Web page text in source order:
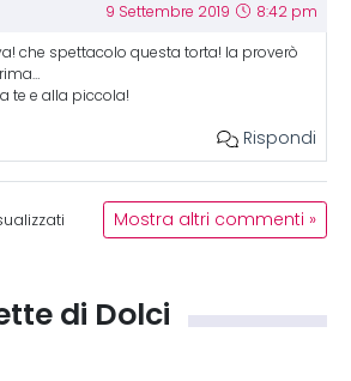
9 Settembre 2019 8:42 pm
che spettacolo questa torta! la proverò
te e alla piccola!
Rispondi
Mostra altri commenti »
di Dolci